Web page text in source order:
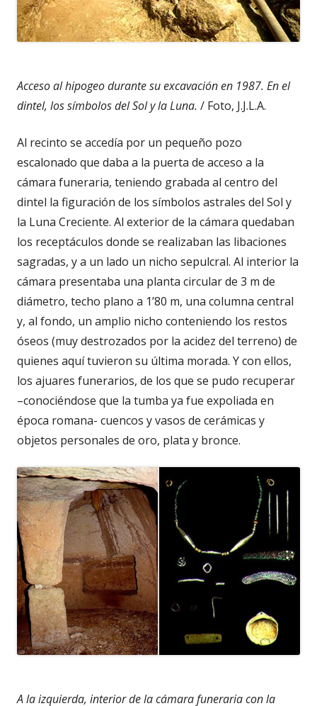
Acceso al hipogeo durante su excavación en 1987. En el
dintel, los símbolos del Sol y la Luna. / Foto, J.J.L.A.
Al recinto se accedía por un pequeño pozo
escalonado que daba a la puerta de acceso a la
cámara funeraria, teniendo grabada al centro del
dintel la figuración de los símbolos astrales del Sol y
la Luna Creciente. Al exterior de la cámara quedaban
los receptáculos donde se realizaban las libaciones
sagradas, y a un lado un nicho sepulcral. Al interior la
cámara presentaba una planta circular de 3 m de
diámetro, techo plano a 1’80 m, una columna central
y, al fondo, un amplio nicho conteniendo los restos
óseos (muy destrozados por la acidez del terreno) de
quienes aquí tuvieron su última morada. Y con ellos,
los ajuares funerarios, de los que se pudo recuperar
–conociéndose que la tumba ya fue expoliada en
época romana- cuencos y vasos de cerámicas y
objetos personales de oro, plata y bronce.
A la izquierda, interior de la cámara funeraria con la